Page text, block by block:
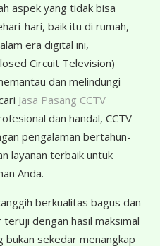
aspek yang tidak bisa
hari, baik itu di rumah,
era digital ini,
Circuit Television)
dan melindungi
Jasa Pasang CCTV
dan handal, CCTV
pengalaman bertahun-
layanan terbaik untuk
Anda.
berkualitas bagus dan
dengan hasil maksimal
bukan sekedar menangkap